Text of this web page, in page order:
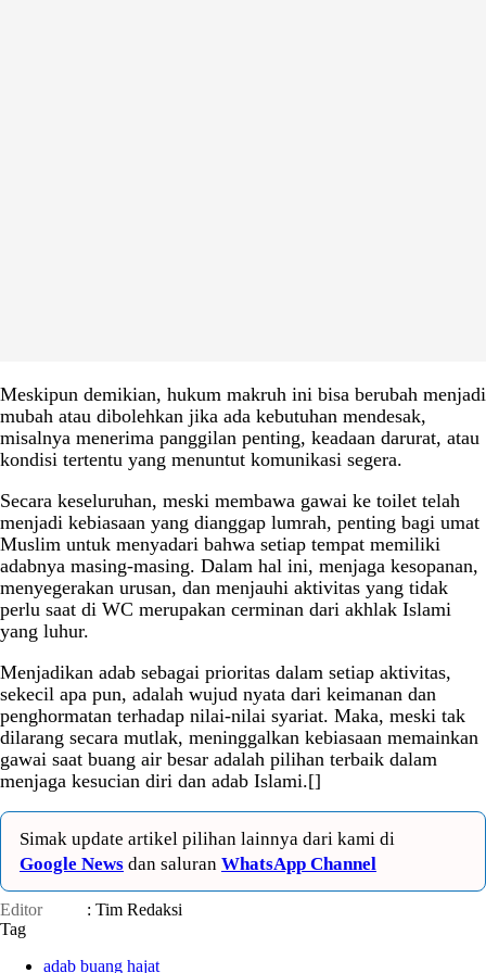
Meskipun demikian, hukum makruh ini bisa berubah menjadi
mubah atau dibolehkan jika ada kebutuhan mendesak,
misalnya menerima panggilan penting, keadaan darurat, atau
kondisi tertentu yang menuntut komunikasi segera.
Secara keseluruhan, meski membawa gawai ke toilet telah
menjadi kebiasaan yang dianggap lumrah, penting bagi umat
Muslim untuk menyadari bahwa setiap tempat memiliki
adabnya masing-masing. Dalam hal ini, menjaga kesopanan,
menyegerakan urusan, dan menjauhi aktivitas yang tidak
perlu saat di WC merupakan cerminan dari akhlak Islami
yang luhur.
Menjadikan adab sebagai prioritas dalam setiap aktivitas,
sekecil apa pun, adalah wujud nyata dari keimanan dan
penghormatan terhadap nilai-nilai syariat. Maka, meski tak
dilarang secara mutlak, meninggalkan kebiasaan memainkan
gawai saat buang air besar adalah pilihan terbaik dalam
menjaga kesucian diri dan adab Islami.[]
Simak update artikel pilihan lainnya dari kami di
Google News dan saluran WhatsApp Channel
Editor
: Tim Redaksi
Tag
adab buang hajat